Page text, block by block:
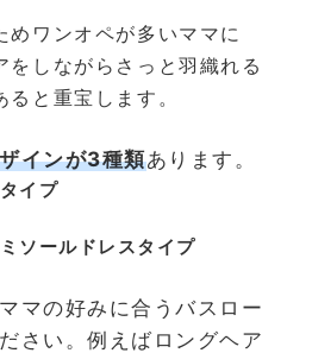
めワンオペが多いママに
をしながらさっと羽織れる
と重宝します。
インが3種類あります。
イプ
ソールドレスタイプ
マの好みに合うバスロー
さい。例えばロングヘア